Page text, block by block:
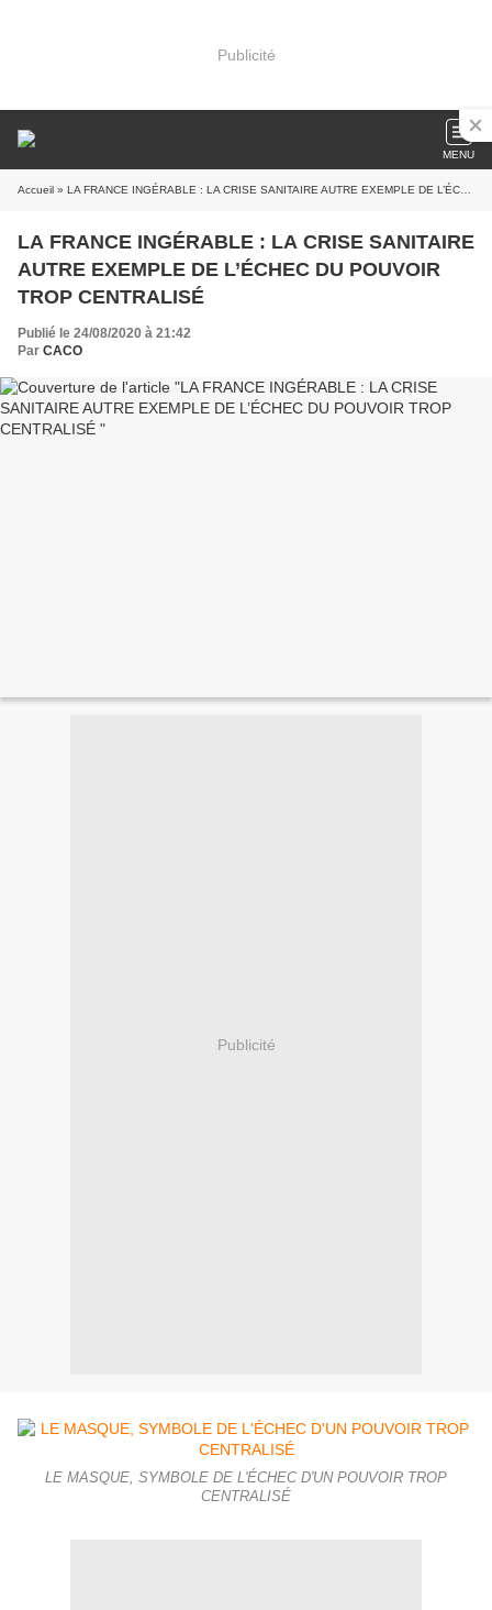
Publicité
MENU
Accueil » LA FRANCE INGÉRABLE : LA CRISE SANITAIRE AUTRE EXEMPLE DE L’ÉCHEC DU POUVOIR TROP CENTRALISÉ
LA FRANCE INGÉRABLE : LA CRISE SANITAIRE
AUTRE EXEMPLE DE L’ÉCHEC DU POUVOIR
TROP CENTRALISÉ
Publié le 24/08/2020 à 21:42
Par CACO
Publicité
LE MASQUE, SYMBOLE DE L'ÉCHEC D'UN POUVOIR TROP
CENTRALISÉ